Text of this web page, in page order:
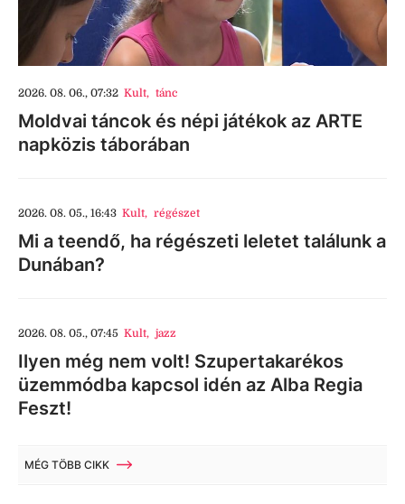
2026. 08. 06., 07:32 Kult, tánc
Moldvai táncok és népi játékok az ARTE
napközis táborában
2026. 08. 05., 16:43 Kult, régészet
Mi a teendő, ha régészeti leletet találunk a
Dunában?
2026. 08. 05., 07:45 Kult, jazz
Ilyen még nem volt! Szupertakarékos
üzemmódba kapcsol idén az Alba Regia
Feszt!
MÉG TÖBB CIKK